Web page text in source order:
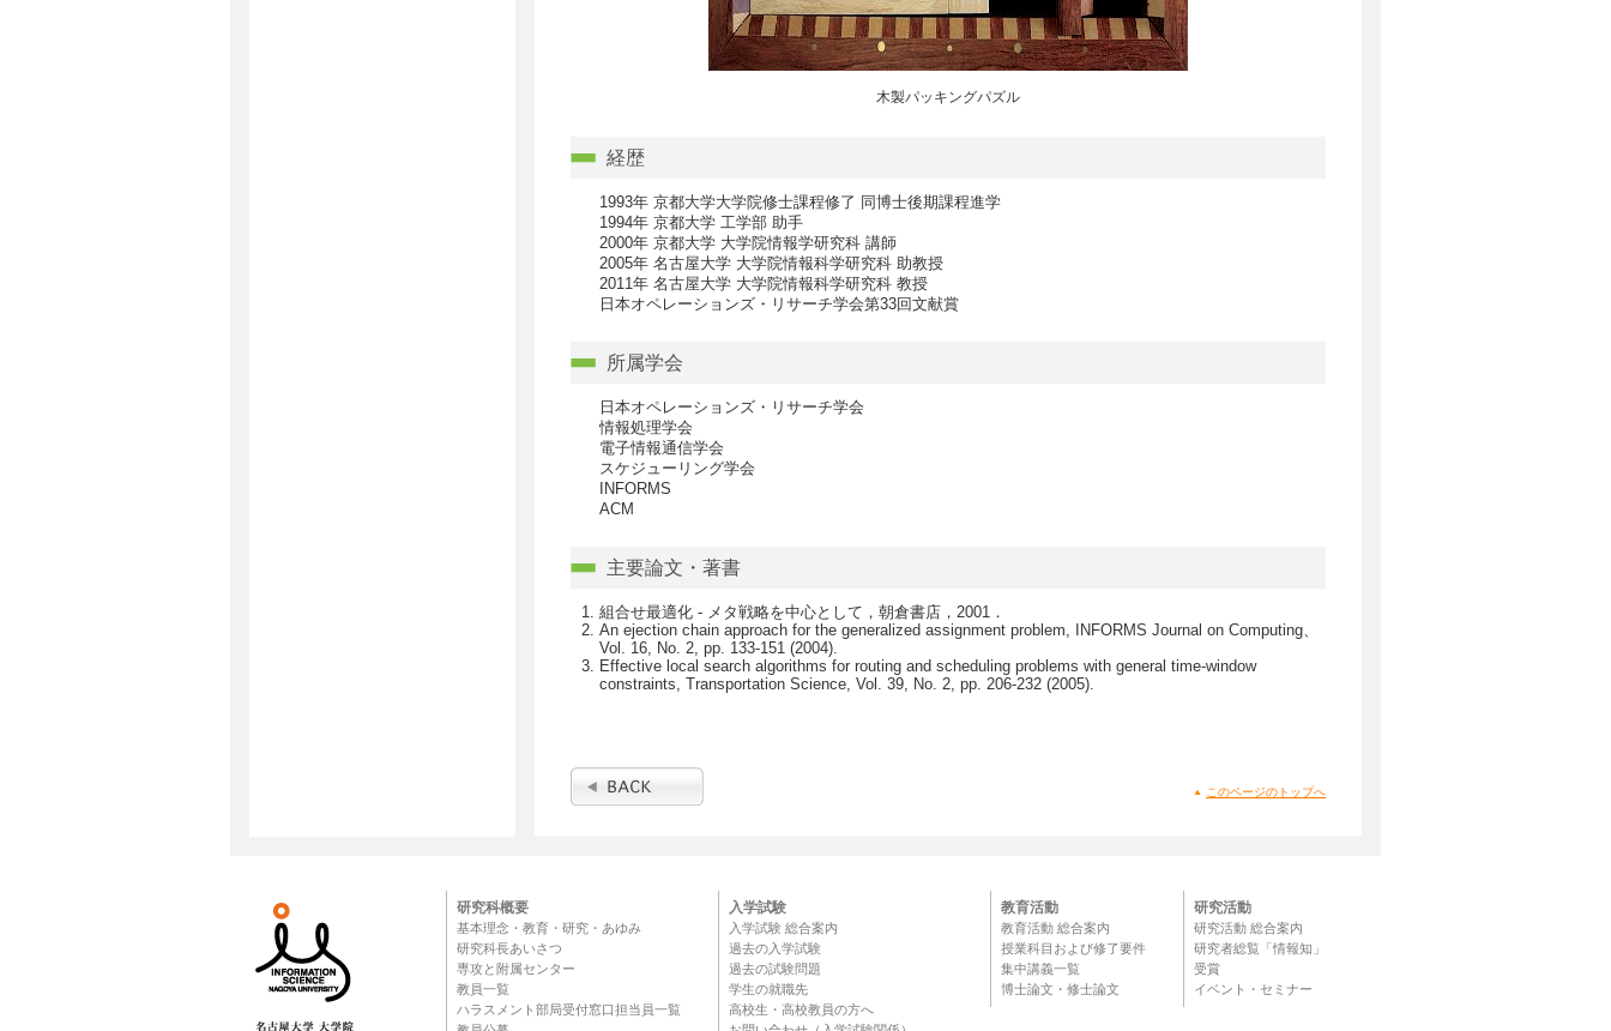
木製パッキングパズル
経歴
1993年 京都大学大学院修士課程修了 同博士後期課程進学
1994年 京都大学 工学部 助手
2000年 京都大学 大学院情報学研究科 講師
2005年 名古屋大学 大学院情報科学研究科 助教授
2011年 名古屋大学 大学院情報科学研究科 教授
日本オペレーションズ・リサーチ学会第33回文献賞
所属学会
日本オペレーションズ・リサーチ学会
情報処理学会
電子情報通信学会
スケジューリング学会
INFORMS
ACM
主要論文・著書
組合せ最適化 - メタ戦略を中心として，朝倉書店，2001．
An ejection chain approach for the generalized assignment problem, INFORMS Journal on Computing、
Vol. 16, No. 2, pp. 133-151 (2004).
Effective local search algorithms for routing and scheduling problems with general time-window
constraints, Transportation Science, Vol. 39, No. 2, pp. 206-232 (2005).
このページのトップへ
研究科概要
基本理念・教育・研究・あゆみ
研究科長あいさつ
専攻と附属センター
教員一覧
ハラスメント部局受付窓口担当員一覧
入学試験
入学試験 総合案内
過去の入学試験
過去の試験問題
学生の就職先
高校生・高校教員の方へ
教育活動
教育活動 総合案内
授業科目および修了要件
集中講義一覧
博士論文・修士論文
研究活動
研究活動 総合案内
研究者総覧「情報知」
受賞
イベント・セミナー